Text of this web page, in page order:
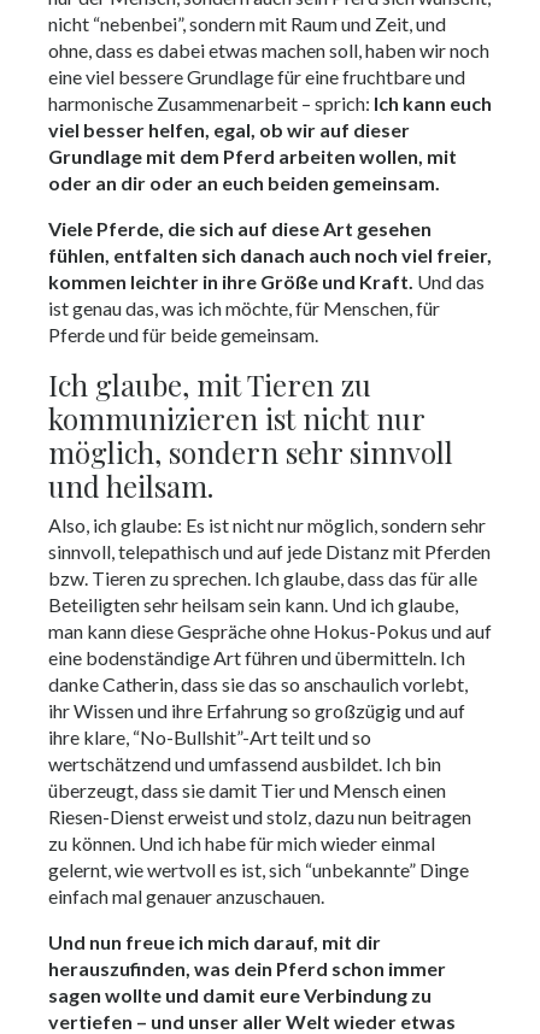
nicht “nebenbei”, sondern mit Raum und Zeit, und
ohne, dass es dabei etwas machen soll, haben wir noch
eine viel bessere Grundlage für eine fruchtbare und
harmonische Zusammenarbeit – sprich: Ich kann euch
viel besser helfen, egal, ob wir auf dieser
Grundlage mit dem Pferd arbeiten wollen, mit
oder an dir oder an euch beiden gemeinsam.
Viele Pferde, die sich auf diese Art gesehen
fühlen, entfalten sich danach auch noch viel freier,
kommen leichter in ihre Größe und Kraft. Und das
ist genau das, was ich möchte, für Menschen, für
Pferde und für beide gemeinsam.
Ich glaube, mit Tieren zu
kommunizieren ist nicht nur
möglich, sondern sehr sinnvoll
und heilsam.
Also, ich glaube: Es ist nicht nur möglich, sondern sehr
sinnvoll, telepathisch und auf jede Distanz mit Pferden
bzw. Tieren zu sprechen. Ich glaube, dass das für alle
Beteiligten sehr heilsam sein kann. Und ich glaube,
man kann diese Gespräche ohne Hokus-Pokus und auf
eine bodenständige Art führen und übermitteln. Ich
danke Catherin, dass sie das so anschaulich vorlebt,
ihr Wissen und ihre Erfahrung so großzügig und auf
ihre klare, “No-Bullshit”-Art teilt und so
wertschätzend und umfassend ausbildet. Ich bin
überzeugt, dass sie damit Tier und Mensch einen
Riesen-Dienst erweist und stolz, dazu nun beitragen
zu können. Und ich habe für mich wieder einmal
gelernt, wie wertvoll es ist, sich “unbekannte” Dinge
einfach mal genauer anzuschauen.
Und nun freue ich mich darauf, mit dir
herauszufinden, was dein Pferd schon immer
sagen wollte und damit eure Verbindung zu
vertiefen – und unser aller Welt wieder etwas